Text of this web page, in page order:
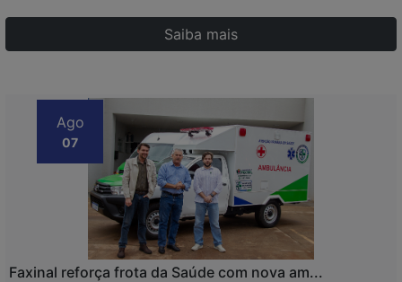
Saiba mais
Ago
07
Faxinal reforça frota da Saúde com nova am...